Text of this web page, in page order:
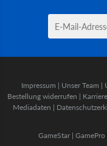
Impressum | Unser Team |
Bestellung widerrufen | Karriere
Mediadaten |
GameStar| GamePro